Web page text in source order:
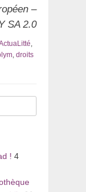
–
SA 2.0
droits
! 4